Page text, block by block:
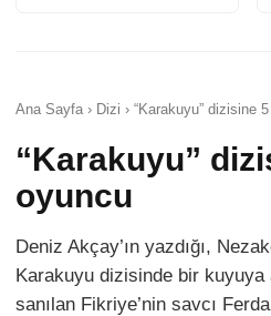
Ana Sayfa › Dizi › “Karakuyu” dizisine
“Karakuyu”
oyuncu
Deniz Akçay’ın yazdığı,
Karakuyu dizisinde bir kuyuya
sanılan Fikriye’nin savcı